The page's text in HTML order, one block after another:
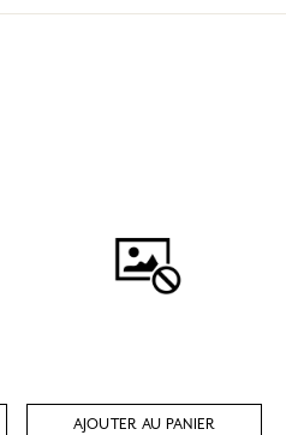
AJOUTER AU PANIER